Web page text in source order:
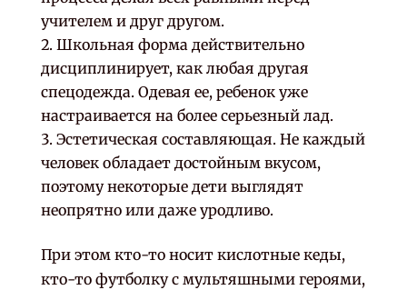
учителем и друг другом.
Школьная форма действительно
дисциплинирует, как любая другая
спецодежда. Одевая ее, ребенок уже
настраивается на более серьезный лад.
Эстетическая составляющая. Не каждый
человек обладает достойным вкусом,
поэтому некоторые дети выглядят
неопрятно или даже уродливо.
При этом кто-то носит кислотные кеды,
кто-то футболку с мультяшными героями,